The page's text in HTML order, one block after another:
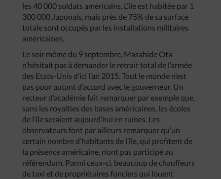
les 40 000 soldats américains. L’île est habitée par 1
300 000 Japonais, mais près de 75% de sa surface
totale sont occupés par les installations militaires
américaines.
Le soir même du 9 septembre, Masahide Ota
n’hésitait pas à demander le retrait total de l’armée
des Etats-Unis d’ici l’an 2015. Tout le monde n’est
pas pour autant d’accord avec le gouverneur. Un
recteur d’académie fait remarquer par exemple que,
sans les royalties des bases américaines, les écoles
de l’île seraient aujourd’hui en ruines. Les
observateurs font par ailleurs remarquer qu’un
certain nombre d’habitants de l’île, qui profitent de
la présence américaine, n’ont pas participé au
référendum. Parmi ceux-ci, beaucoup de chauffeurs
de taxi et de propriétaires fonciers qui louent